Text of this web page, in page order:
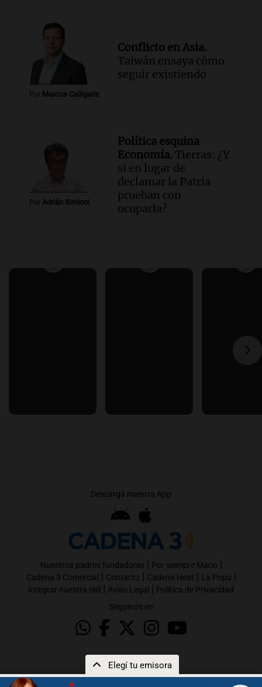
Elegí tu emisora
Por Marcos Calligaris
Conflicto en Asia.
Taiwán ensaya cómo
seguir existiendo
Por Adrián Simioni
Política esquina
Economía. Tierras: ¿Y
si en lugar de
declamar la Patria
prueban con
ocuparla?
Descargá nuestra App
Nuestros padres fundadores | Por siempre Mario |
Cadena 3 Comercial | Contacto | Cadena Heat | La Popu |
Integrar nuestra red | Aviso Legal | Política de Privacidad
Seguinos en